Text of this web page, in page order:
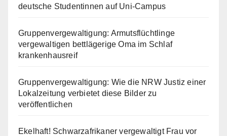
deutsche Studentinnen auf Uni-Campus
Gruppenvergewaltigung: Armutsflüchtlinge
vergewaltigen bettlägerige Oma im Schlaf
krankenhausreif
Gruppenvergewaltigung: Wie die NRW Justiz einer
Lokalzeitung verbietet diese Bilder zu
veröffentlichen
Ekelhaft! Schwarzafrikaner vergewaltigt Frau vor